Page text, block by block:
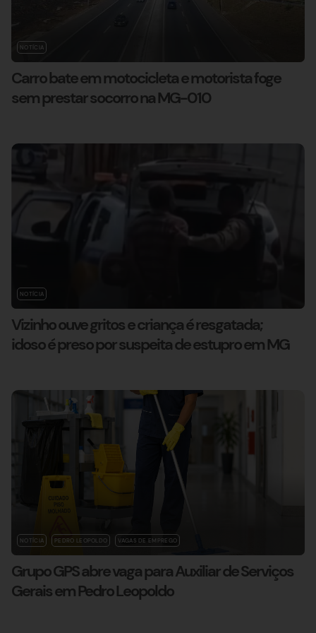
NOTÍCIA
Carro bate em motocicleta e motorista foge
sem prestar socorro na MG-010
NOTÍCIA
Vizinho ouve gritos e criança é resgatada;
idoso é preso por suspeita de estupro em MG
NOTÍCIA PEDRO LEOPOLDO VAGAS DE EMPREGO
Grupo GPS abre vaga para Auxiliar de Serviços
Gerais em Pedro Leopoldo